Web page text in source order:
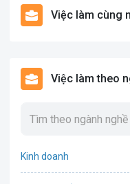
Việc làm cùng
Việc làm theo
Kinh doanh